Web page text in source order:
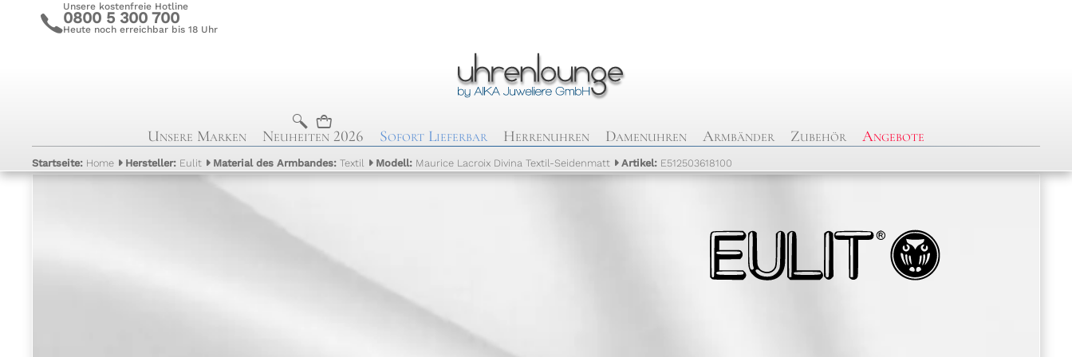
c
Unsere kostenfreie Hotline
0800 5 300 700
Heute noch erreichbar bis 18 Uhr
b n
Unsere Marken Neuheiten 2026 Sofort Lieferbar Herrenuhren Damenuhren Armbänder Zubehör Angebote
Startseite: Home Hersteller: Eulit Material des Armbandes:Textil Modell: Maurice Lacroix Divina Textil-Seidenmatt Artikel: E512503618100